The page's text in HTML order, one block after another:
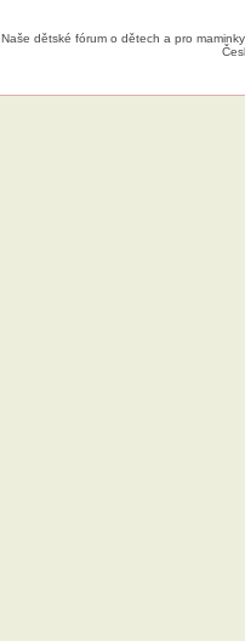
Naše dětské fórum o dětech a pro